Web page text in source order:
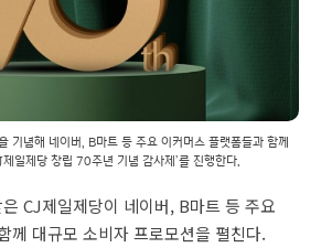
기념해 네이버, B마트 등 주요 이커머스 플랫폼들과 함께
일제당 창립 70주년 기념 감사제’를 진행한다.
CJ제일제당이 네이버, B마트 등 주요
께 대규모 소비자 프로모션을 펼친다.